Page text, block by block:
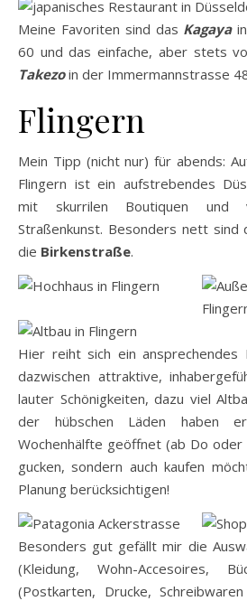
Meine Favoriten sind das Kagayain
60 und das einfache, aber stets
Takezoin der Immermannstrasse
Flingern
Mein Tipp (nicht nur) für abends:
Flingern ist ein aufstrebendes
mit skurrilen Boutiquen und
Straßenkunst. Besonders nett
die Birkenstraße.
Hier reiht sich ein ansprechendes
dazwischen attraktive,
lauter Schönigkeiten, dazu viel
der hübschen Läden haben
Wochenhälfte geöffnet (ab Do oder
gucken, sondern auch kaufen
Planung berücksichtigen!
Besonders gut gefällt mir die
(Kleidung, Wohn-Accesoires,